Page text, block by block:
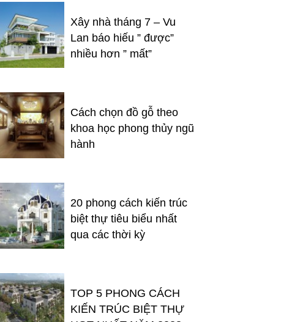
Xây nhà tháng 7 – Vu
Lan báo hiếu ” được”
nhiều hơn ” mất”
Cách chọn đồ gỗ theo
khoa học phong thủy ngũ
hành
20 phong cách kiến trúc
biệt thự tiêu biểu nhất
qua các thời kỳ
TOP 5 PHONG CÁCH
KIẾN TRÚC BIỆT THỰ